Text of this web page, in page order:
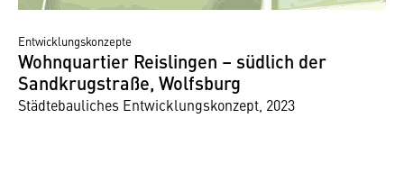
Entwicklungskonzepte
Wohnquartier Reislingen – südlich der
Sandkrugstraße, Wolfsburg
Städtebauliches Entwicklungskonzept, 2023